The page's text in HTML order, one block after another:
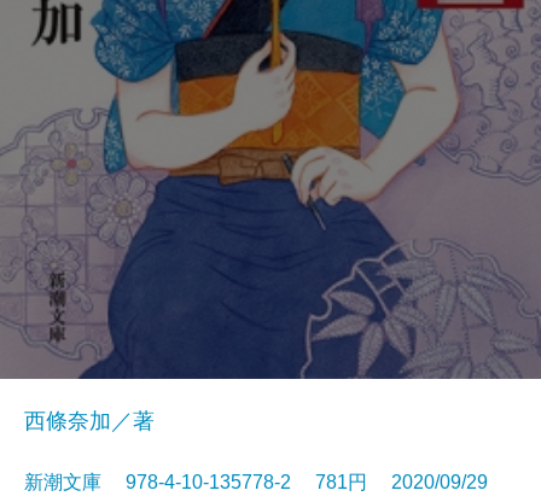
西條奈加／著
新潮文庫 978-4-10-135778-2 781円 2020/09/29